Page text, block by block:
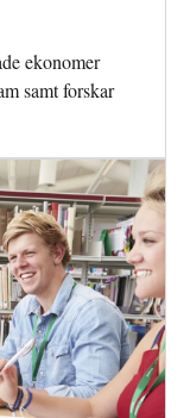
ekonomer
samt forskar